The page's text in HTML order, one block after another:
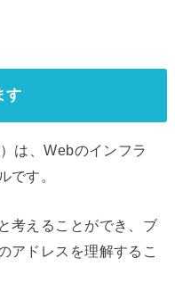
す
は、Webのインフラ
です。
考えることができ、ブ
アドレスを理解するこ